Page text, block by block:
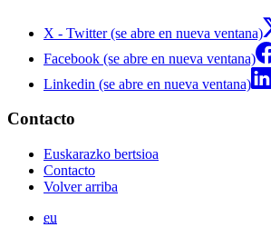
X - Twitter (se abre en nueva ventana)
Facebook (se abre en nueva ventana)
Linkedin (se abre en nueva ventana)
Contacto
Euskarazko bertsioa
Contacto
Volver arriba
eu